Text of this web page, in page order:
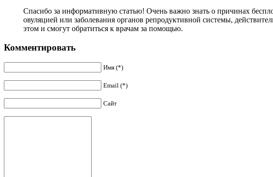
Спасибо за информативную статью! Очень важно знать о причинах
овуляцией или заболевания органов репродуктивной системы,
этом и смогут обратиться к врачам за помощью.
Комментировать
Имя (*)
Email (*)
Сайт